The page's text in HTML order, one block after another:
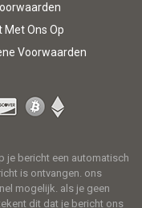
Met Ons Op
Voorwaarden
je bericht een automatisch
is ontvangen. ons
mogelijk. als je geen
dit dat je bericht ons